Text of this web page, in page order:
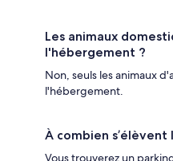
Les animaux
l'hébergement ?
Non, seuls les animaux
l'hébergement.
À combien
Vous trouverez un